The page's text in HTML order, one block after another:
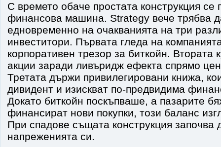
С времето обаче простата конструкция се
финансова машина. Strategy вече трябва
едновременно на очакванията на три
инвеститори. Първата гледа на
корпоративен трезор за биткойн. Втората
акции заради ливъридж ефекта спрямо
Третата държи привилегировани книжа,
дивидент и изискват по-предвидима
Докато биткойн поскъпваше, а пазарите
финансират нови покупки, този баланс
При спадове същата конструкция започва
напреженията си.